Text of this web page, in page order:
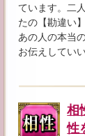
ています。二
たの【勘違い
あの人の本当
お伝えしてい
相
性